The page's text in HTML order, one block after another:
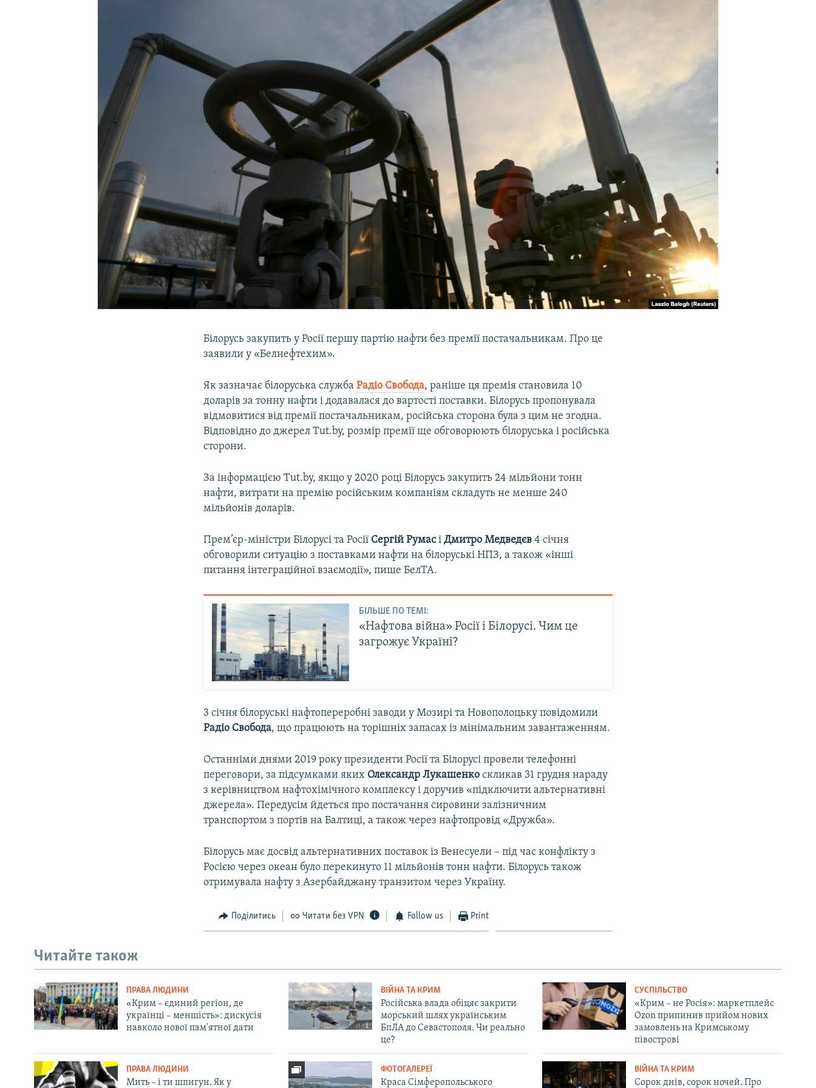
УКРАЇНСЬКА ПРОБЛЕМА КРИМУ
Білорусь закупить у Росії першу партію нафти без премії постачальникам. Про це
заявили у «Белнефтехим».
Як зазначає білоруська службаРадіо Свобода, раніше ця премія становила 10
доларів за тонну нафти і додавалася до вартості поставки. Білорусь пропонувала
відмовитися від премії постачальникам, російська сторона була з цим не згодна.
Відповідно до джерел Tut.by, розмір премії ще обговорюють білоруська і російська
сторони.
За інформацією Tut.by, якщо у 2020 році Білорусь закупить 24 мільйони тонн
нафти, витрати на премію російським компаніям складуть не менше 240
мільйонів доларів.
Прем’єр-міністри Білорусі та Росії Сергій РумасіДмитро Медведєв 4 січня
обговорили ситуацію з поставками нафти на білоруські НПЗ, а також «інші
питання інтеграційної взаємодії», пише БелТА.
БІЛЬШЕ ПО ТЕМІ:
«Нафтова війна» Росії і Білорусі. Чим це
загрожує Україні?
3 січня білоруські нафтопереробні заводи у Мозирі та Новополоцьку повідомили
Радіо Свобода, що працюють на торішніх запасах із мінімальним завантаженням.
Останніми днями 2019 року президенти Росії та Білорусі провели телефонні
переговори, за підсумками яких Олександр Лукашенко скликав 31 грудня нараду
з керівництвом нафтохімічного комплексу і доручив «підключити альтернативні
джерела». Передусім йдеться про постачання сировини залізничним
транспортом з портів на Балтиці, а також через нафтопровід «Дружба».
Білорусь має досвід альтернативних поставок із Венесуели – під час конфлікту з
Росією через океан було перекинуто 11 мільйонів тонн нафти. Білорусь також
отримувала нафту з Азербайджану транзитом через Україну.
Поділитись Читати без VPN Follow us Print
Читайте також
ПРАВА ЛЮДИНИ
«Крим – єдиний регіон, де
українці – меншість»: дискусія
навколо нової пам'ятної дати
ВІЙНА ТА КРИМ
Російська влада обіцяє закрити
морський шлях українським
БпЛА до Севастополя. Чи реально
це?
СУСПІЛЬСТВО
«Крим – не Росія»: маркетплейс
Ozon припинив прийом нових
замовлень на Кримському
півострові
ПРАВА ЛЮДИНИ
Мить – і ти шпигун. Як у
ФОТОГАЛЕРЕЇ
Краса Сімферопольського
ВІЙНА ТА КРИМ
Сорок днів, сорок ночей. Про